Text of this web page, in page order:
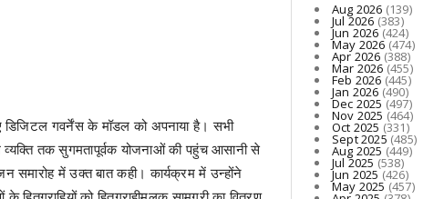
गवर्नेंस के मॉडल को अपनाया है। सभी
व्यक्ति तक सुगमतापूर्वक योजनाओं की पहुंच आसानी से
समारोह में उक्त बात कही। कार्यक्रम में उन्होंने
Aug 2026 (139)
Jul 2026 (383)
Jun 2026(424)
May 2026(474)
Apr 2026 (388)
Mar 2026(455)
Feb 2026 (445)
Jan 2026 (490)
Dec 2025(497)
Nov 2025 (464)
Oct 2025 (331)
Sept 2025 (485)
Aug 2025 (449)
Jul 2025 (538)
Jun 2025(426)
May 2025(457)